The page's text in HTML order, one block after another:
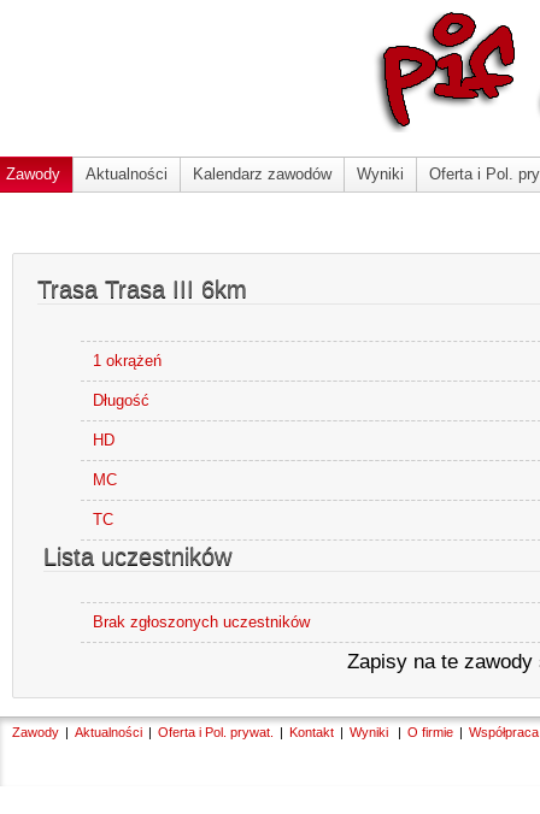
Zawody Aktualności Kalendarz zawodów Wyniki Oferta i Pol.
Trasa Trasa III 6km
1 okrążeń
Długość
HD
MC
TC
Lista uczestników
Brak zgłoszonych uczestników
Zapisy na te
Zawody Aktualności Oferta i Pol. prywat. Kontakt Wyniki O firmie Współpraca